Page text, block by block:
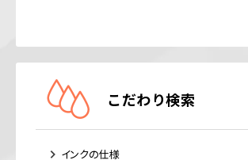
こだわり検索
インクの仕様